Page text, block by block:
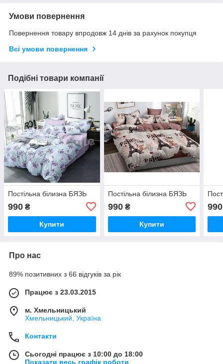
Умови повернення
Повернення товару впродовж 14 днів за рахунок покупця
Всі умови повернення
Подібні товари компанії
Постільна білизна БЯЗЬ
990 ₴
Купити
Постільна білизна БЯЗЬ
990₴
Купити
990
Про нас
89% позитивних з 66 відгуків за рік
Працює з 23.03.2015
м. Хмельницький
Хмельницький, Україна
Контакти
Сьогодні працює з 10:00 до 18:00
Показати весь графік роботи